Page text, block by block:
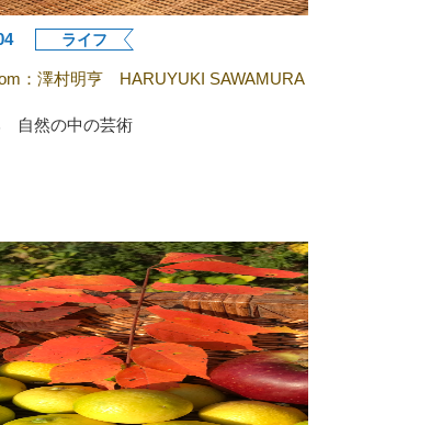
ライフ
： 澤村明亨 HARUYUKI SAWAMURA
自然の中の芸術